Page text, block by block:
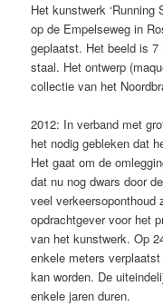
Het kunstwerk ‘Running
op de Empelseweg in
geplaatst. Het beeld is
staal. Het ontwerp
collectie van het
2012: In verband met
het nodig gebleken dat
Het gaat om de
dat nu nog dwars door
veel
opdrachtgever voor het
van het kunstwerk. Op
enkele meters
kan worden. De
enkele jaren duren.